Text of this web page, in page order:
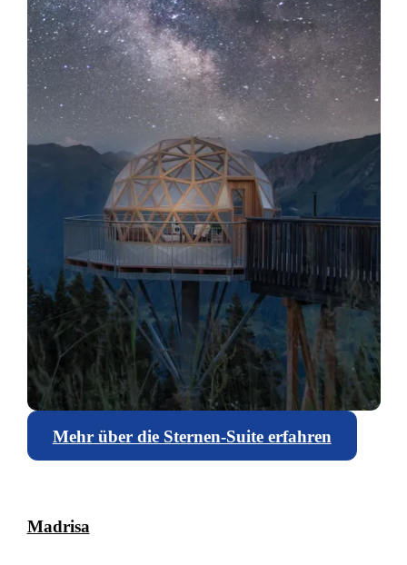
Mehr über die Sternen-Suite erfahren
Madrisa